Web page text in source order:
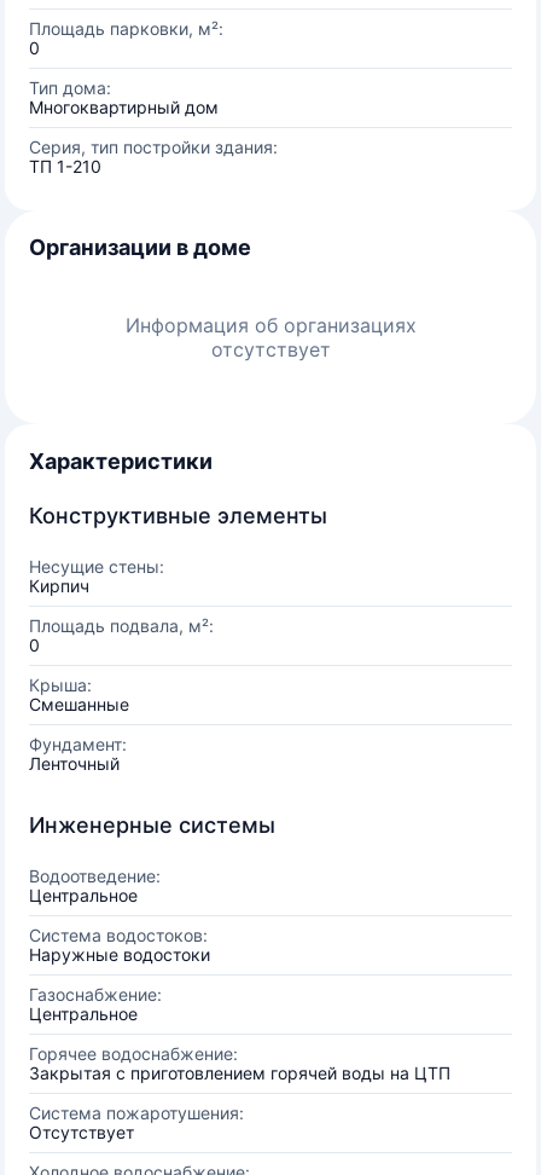
Площадь парковки, м²:
0
Тип дома:
Многоквартирный дом
Серия, тип постройки здания:
ТП 1-210
Организации в доме
Информация об организациях
отсутствует
Характеристики
Конструктивные элементы
Несущие стены:
Кирпич
Площадь подвала, м²:
0
Крыша:
Смешанные
Фундамент:
Ленточный
Инженерные системы
Водоотведение:
Центральное
Система водостоков:
Наружные водостоки
Газоснабжение:
Центральное
Горячее водоснабжение:
Закрытая с приготовлением горячей воды на ЦТП
Система пожаротушения:
Отсутствует